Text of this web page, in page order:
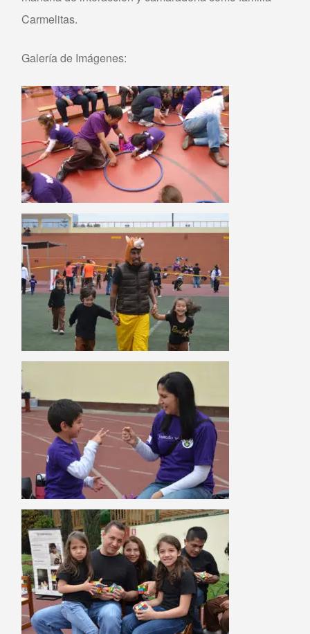
Carmelitas.
Galería de Imágenes: